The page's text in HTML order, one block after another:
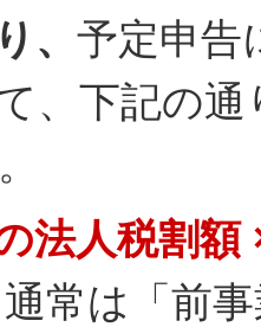
、 予定申告
、下記の通
法人税割額
通常は「前